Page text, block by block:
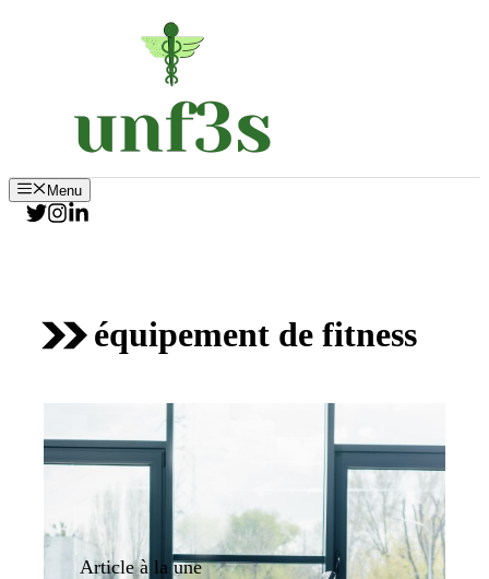
Menu
équipement de fitness
Article à la une